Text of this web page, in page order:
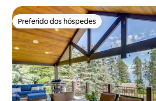
Preferido dos hóspedes
Preferido dos hóspedes